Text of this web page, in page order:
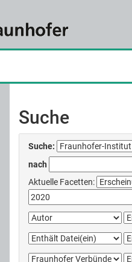
Suche
Suche:
nach
Aktuelle Facetten: